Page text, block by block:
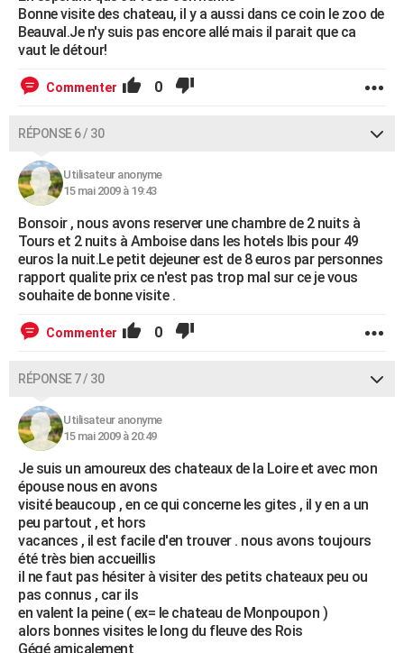
Bonne visite des chateau, il y a aussi dans ce coin le zoo de
Beauval.Je n'y suis pas encore allé mais il parait que ca
vaut le détour!
Commenter 0
RÉPONSE 6 / 30
Utilisateur anonyme
15 mai 2009 à 19:43
Bonsoir , nous avons reserver une chambre de 2 nuits à
Tours et 2 nuits à Amboise dans les hotels Ibis pour 49
euros la nuit.Le petit dejeuner est de 8 euros par personnes
rapport qualite prix ce n'est pas trop mal sur ce je vous
souhaite de bonne visite .
Commenter 0
RÉPONSE 7 / 30
Utilisateur anonyme
15 mai 2009 à 20:49
Je suis un amoureux des chateaux de la Loire et avec mon
épouse nous en avons
visité beaucoup , en ce qui concerne les gites , il y en a un
peu partout , et hors
vacances , il est facile d'en trouver . nous avons toujours
été très bien accueillis
il ne faut pas hésiter à visiter des petits chateaux peu ou
pas connus , car ils
en valent la peine ( ex= le chateau de Monpoupon )
alors bonnes visites le long du fleuve des Rois
Gégé amicalement